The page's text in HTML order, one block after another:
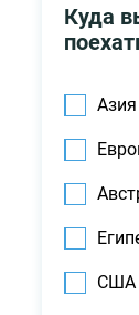
Куда
Азия
США